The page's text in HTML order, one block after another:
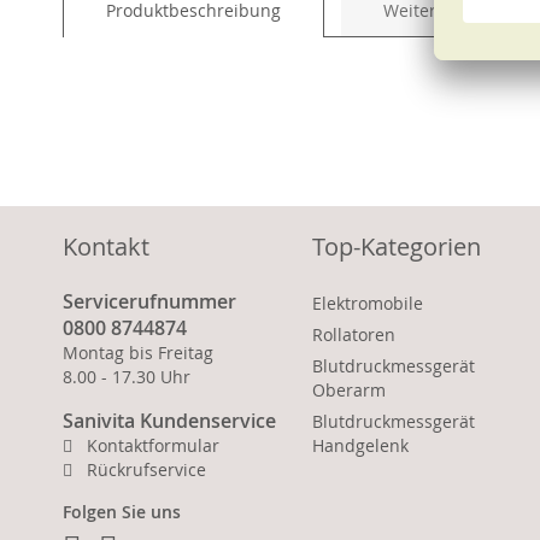
Produktbeschreibung Weitere
Kontakt
Servicerufnummer
0800 8744874
Montag bis Freitag
8.00 - 17.30 Uhr
Sanivita Kundenservice
Kontaktformular
Rückrufservice
Folgen Sie uns
Top-Kategorien
Elektromobile
Rollatoren
Blutdruckmessgerät
Oberarm
Blutdruckmessgerät
Handgelenk